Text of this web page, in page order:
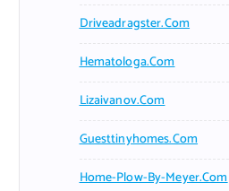
Driveadragster.com
Hematologa.com
Lizaivanov.com
Guesttinyhomes.com
Home-Plow-By-Meyer.com